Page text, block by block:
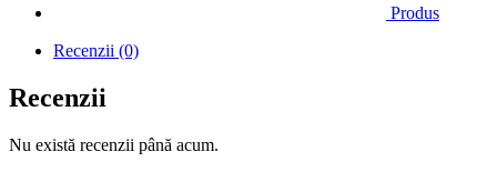
Produs
Recenzii (0)
Recenzii
Nu există recenzii până acum.